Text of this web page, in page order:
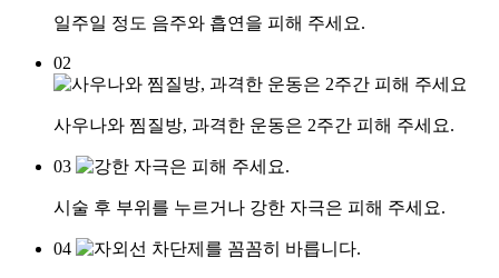
일주일 정도 음주와 흡연을 피해 주세요.
02
사우나와 찜질방, 과격한 운동은 2주간 피해 주세요.
03
시술 후 부위를 누르거나 강한 자극은 피해 주세요.
04